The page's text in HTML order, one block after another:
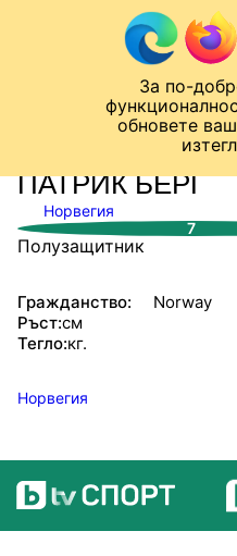
За по-
обновете
Към съдържанието
Лига на Конференциите
СТАТИСТИКИ
ПАТРИК БЕРГ
Норвегия
7
Полузащитник
Гражданство:
Norway
Ръст:см
Тегло:кг.
Норвегия